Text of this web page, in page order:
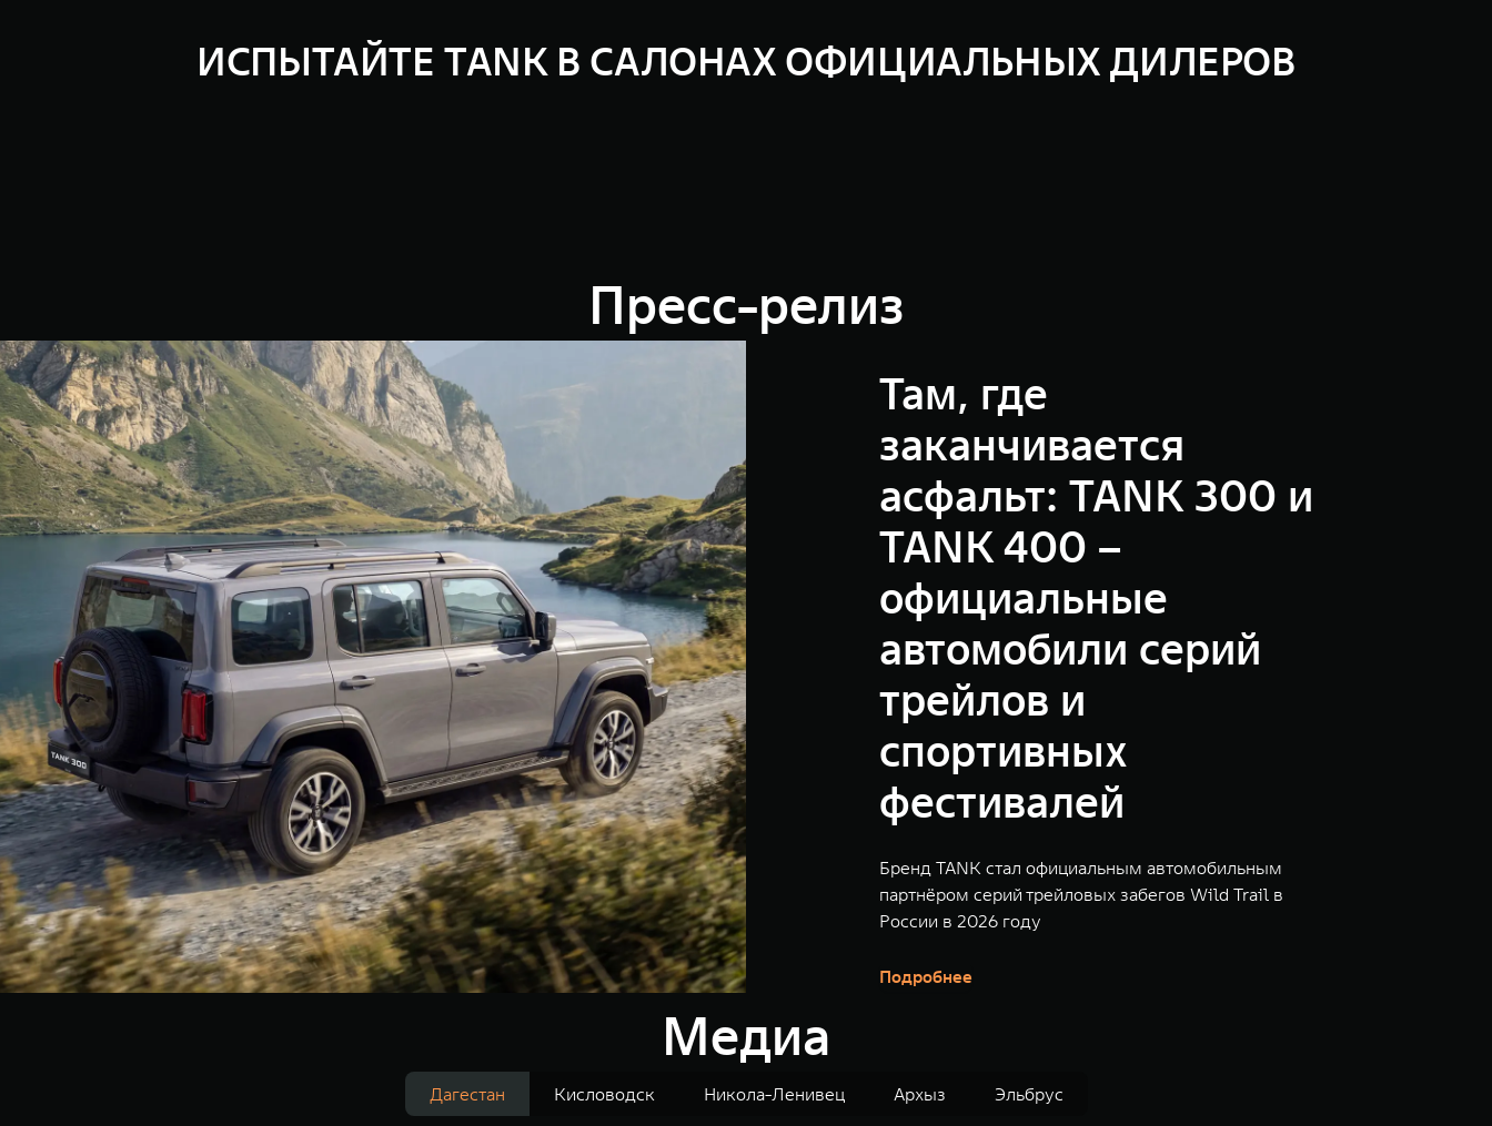
ИСПЫТАЙТЕ TANK В САЛОНАХ ОФИЦИАЛЬНЫХ ДИЛЕРОВ
Тест-драйв
Пресс-релиз
Там, где
заканчивается
асфальт: TANK 300 и
TANK 400 –
официальные
автомобили серий
трейлов и
спортивных
фестивалей
Бренд TANK стал официальным автомобильным
партнёром серий трейловых забегов Wild Trail в
России в 2026 году
Подробнее
Медиа
Дагестан Кисловодск Никола-Ленивец Архыз Эльбрус